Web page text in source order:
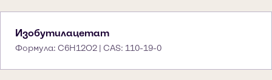
Изобутилацетат
Формула: C6H12O2 | CAS: 110-19-0